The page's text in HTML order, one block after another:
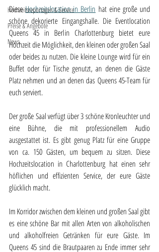
Hochzeitsreportagen & Service
Preise & Angebote
News
Diese Hochzeitslocation in Berlin hat eine große und
schöne dekorierte Eingangshalle. Die Eventlocation
Queens 45 in Berlin Charlottenburg bietet eure
Hochzeit die Möglichkeit, den kleinen oder großen Saal
oder beides zu nutzen. Die kleine Lounge wird für ein
Buffet oder für Tische genutzt, an denen die Gäste
Platz nehmen und an denen das Queens 45-Team für
euch serviert.
Der große Saal verfügt über 3 schöne Kronleuchter und
eine Bühne, die mit professionellem Audio
ausgestattet ist. Es gibt genug Platz für eine Gruppe
von ca. 150 Gästen, um bequem zu sitzen. Diese
Hochzeitslocation in Charlottenburg hat einen sehr
höflichen und effizienten Service, der eure Gäste
glücklich macht.
Im Korridor zwischen dem kleinen und großen Saal gibt
es eine schöne Bar mit allen Arten von alkoholischen
und alkoholfreien Getränken für eure Gäste. Im
Queens 45 sind die Brautpaaren zu Ende immer sehr